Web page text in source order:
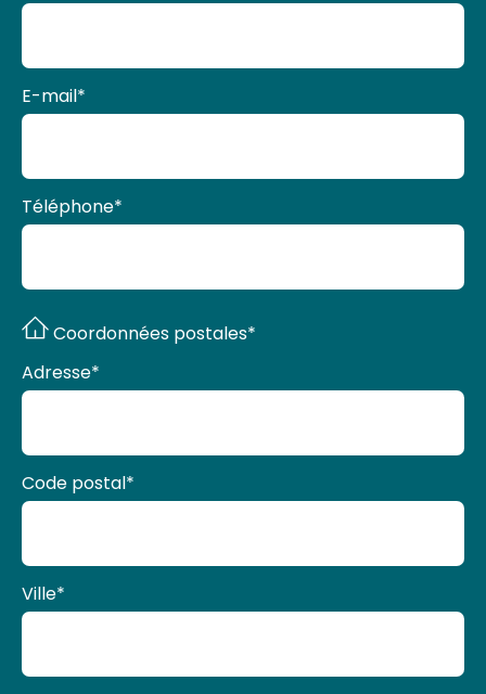
E-mail*
Téléphone*
Coordonnées postales*
Adresse*
Code postal*
Ville*